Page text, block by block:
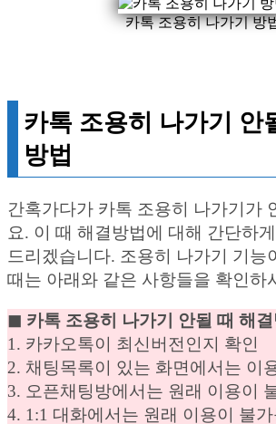
카톡 조용히 나가기 방
카톡 조용히 나가기 안
방법
간혹가다가 카톡 조용히 나가기가
요. 이 때 해결방법에 대해 간단하
드리겠습니다. 조용히 나가기 기능
때는 아래와 같은 사항들을 확인하
◼︎ 카톡 조용히 나가기 안될 때 해결
1. 카카오톡이 최신버전인지 확인
2. 채팅목록이 있는 화면에서는 이
3. 오픈채팅방에서는 원래 이용이
4. 1:1 대화에서는 원래 이용이 불가